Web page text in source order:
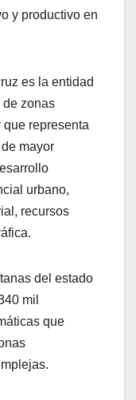
y productivo en
es la entidad
de zonas
representa
mayor
urbano,
recursos
del estado
mil
que